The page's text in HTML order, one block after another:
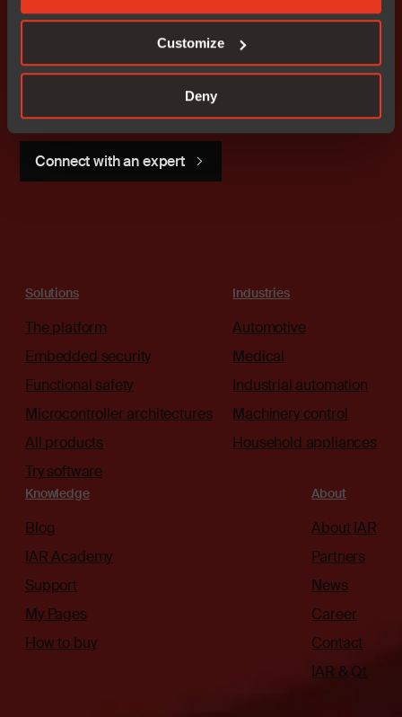
Customize
Deny
Get started today.
Our worldwide sales team is
here to guide you.
Connect with an expert
Solutions
The platform
Embedded security
Functional safety
Microcontroller architectures
All products
Try software
Industries
Automotive
Medical
Industrial automation
Machinery control
Household appliances
Knowledge
Blog
IAR Academy
Support
My Pages
How to buy
About
About IAR
Partners
News
Career
Contact
IAR & Qt